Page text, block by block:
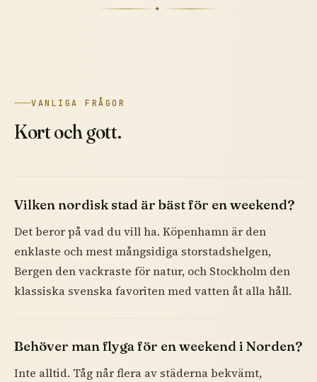
✦
VANLIGA FRÅGOR
Kort och gott.
Vilken nordisk stad är bäst för en weekend?
Det beror på vad du vill ha. Köpenhamn är den
enklaste och mest mångsidiga storstadshelgen,
Bergen den vackraste för natur, och Stockholm den
klassiska svenska favoriten med vatten åt alla håll.
Behöver man flyga för en weekend i Norden?
Inte alltid. Tåg når flera av städerna bekvämt,